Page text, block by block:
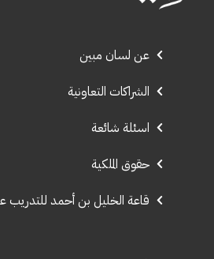
عن لسان مبين
الشراكات التعاونية
اسئلة شائعة
حقوق الملكية
قاعة الخليل بن أحمد للتدريب